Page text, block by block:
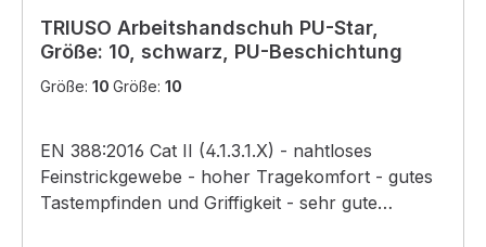
TRIUSO Arbeitshandschuh PU-Star,
Größe: 10, schwarz, PU-Beschichtung
Größe: 10 Größe: 10
EN 388:2016 Cat II (4.1.3.1.X) - nahtloses
Feinstrickgewebe - hoher Tragekomfort - gutes
Tastempfinden und Griffigkeit - sehr gute